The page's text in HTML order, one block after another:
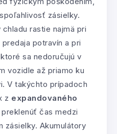
zásielky.
rastie najmä pri
potravín a pri
sa nedoručujú v
vozidle až priamo ku
V takýchto prípadoch
z expandovaného
preklenúť čas medzi
zásielky. Akumulátory